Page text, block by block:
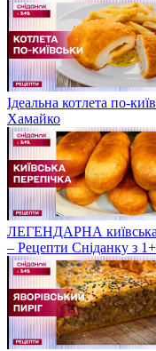
Ідеальна котлета по-
Хамайко
ЛЕГЕНДАРНА київська
– Рецепти Сніданку з